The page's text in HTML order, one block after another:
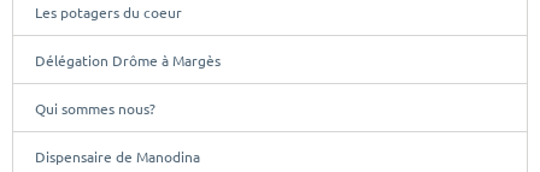
Les potagers du coeur
Délégation Drôme à Margès
Qui sommes nous?
Dispensaire de Manodina